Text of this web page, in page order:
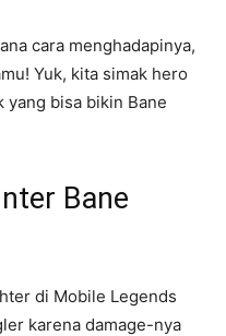
cara menghadapinya,
Yuk, kita simak hero
bisa bikin Bane
Bane
di Mobile Legends
karena damage-nya